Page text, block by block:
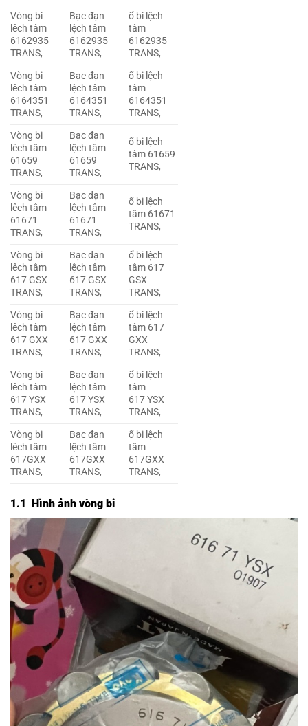
Vòng bi
lêch tâm
6162935
TRANS,
Bạc đạn
lệch tâm
6162935
TRANS,
ổ bi lệch
tâm
6162935
TRANS,
Vòng bi
lêch tâm
6164351
TRANS,
Bạc đạn
lệch tâm
6164351
TRANS,
ổ bi lệch
tâm
6164351
TRANS,
Vòng bi
lêch tâm
61659
TRANS,
Bạc đạn
lệch tâm
61659
TRANS,
ổ bi lệch
tâm 61659
TRANS,
Vòng bi
lêch tâm
61671
TRANS,
Bạc đạn
lệch tâm
61671
TRANS,
ổ bi lệch
tâm 61671
TRANS,
Vòng bi
lêch tâm
617 GSX
TRANS,
Bạc đạn
lệch tâm
617 GSX
TRANS,
ổ bi lệch
tâm 617
GSX
TRANS,
Vòng bi
lêch tâm
617 GXX
TRANS,
Bạc đạn
lệch tâm
617 GXX
TRANS,
ổ bi lệch
tâm 617
GXX
TRANS,
Vòng bi
lêch tâm
617 YSX
TRANS,
Bạc đạn
lệch tâm
617 YSX
TRANS,
ổ bi lệch
tâm
617 YSX
TRANS,
Vòng bi
lêch tâm
617GXX
TRANS,
Bạc đạn
lệch tâm
617GXX
TRANS,
ổ bi lệch
tâm
617GXX
TRANS,
1.1 Hình ảnh vòng bi